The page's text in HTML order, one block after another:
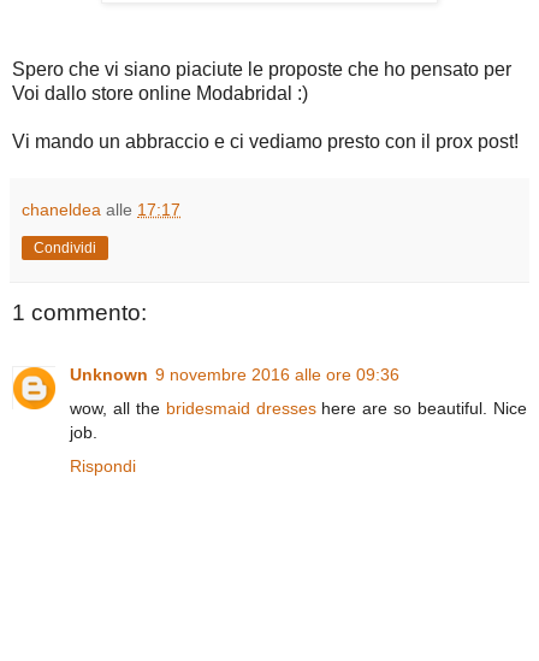
Spero che vi siano piaciute le proposte che ho pensato per
Voi dallo store online Modabridal :)
Vi mando un abbraccio e ci vediamo presto con il prox post!
chaneldea alle 17:17
Condividi
1 commento:
Unknown 9 novembre 2016 alle ore 09:36
wow, all the bridesmaid dresseshere are so beautiful. Nice
job.
Rispondi